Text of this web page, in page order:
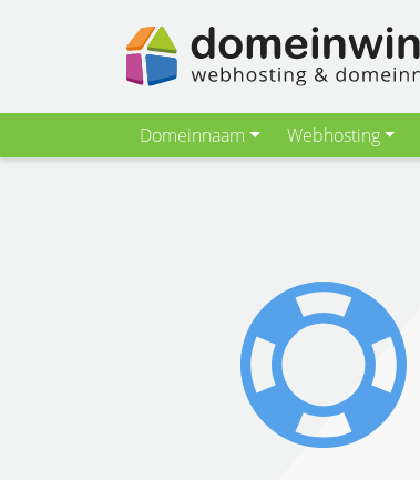
Domeinnaam Webhosting